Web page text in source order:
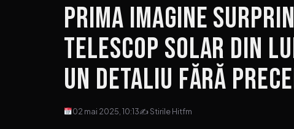
Prima imagine
telescop solar din
un detaliu fără
02 mai 2025, 10:13✍ Stirile Hitfm